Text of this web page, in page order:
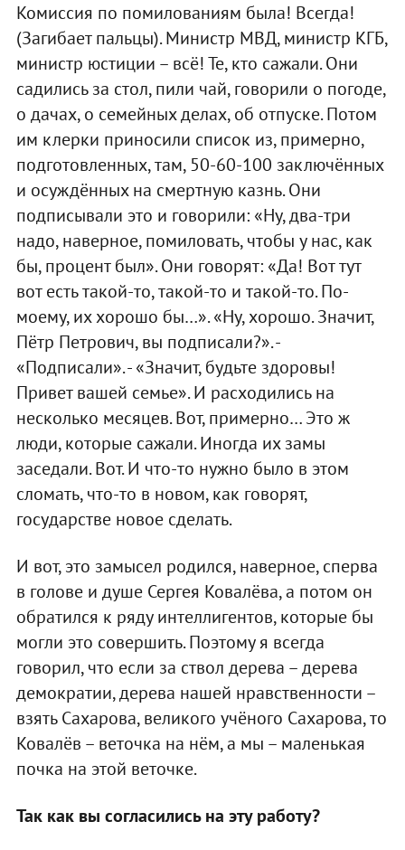
Комиссия по помилованиям была! Всегда!
(Загибает пальцы). Министр МВД, министр КГБ,
министр юстиции – всё! Те, кто сажали. Они
садились за стол, пили чай, говорили о погоде,
о дачах, о семейных делах, об отпуске. Потом
им клерки приносили список из, примерно,
подготовленных, там, 50-60-100 заключённых
и осуждённых на смертную казнь. Они
подписывали это и говорили: «Ну, два-три
надо, наверное, помиловать, чтобы у нас, как
бы, процент был». Они говорят: «Да! Вот тут
вот есть такой-то, такой-то и такой-то. По-
моему, их хорошо бы…». «Ну, хорошо. Значит,
Пётр Петрович, вы подписали?». -
«Подписали». - «Значит, будьте здоровы!
Привет вашей семье». И расходились на
несколько месяцев. Вот, примерно… Это ж
люди, которые сажали. Иногда их замы
заседали. Вот. И что-то нужно было в этом
сломать, что-то в новом, как говорят,
государстве новое сделать.
И вот, это замысел родился, наверное, сперва
в голове и душе Сергея Ковалёва, а потом он
обратился к ряду интеллигентов, которые бы
могли это совершить. Поэтому я всегда
говорил, что если за ствол дерева – дерева
демократии, дерева нашей нравственности –
взять Сахарова, великого учёного Сахарова, то
Ковалёв – веточка на нём, а мы – маленькая
почка на этой веточке.
Так как вы согласились на эту работу?